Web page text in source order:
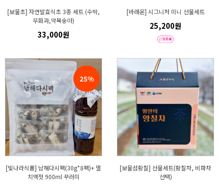
[보물초] 자연발효식초 3종 세트 (수박,
무화과,약복숭아)
33,000원
[바래온] 시그니처 미니 선물세트
25,200원
25%
[빛나라식품] 남해다시팩(30g*8팩)+ 멸
치액젓 900ml 꾸러미
[보물섬황칠] 선물세트(황칠차, 비파차
선택)